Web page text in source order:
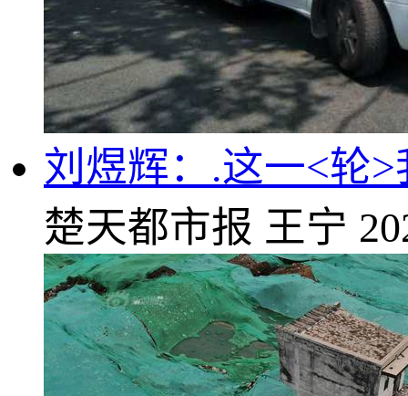
刘煜辉：.这一<轮
楚天都市报 王宁